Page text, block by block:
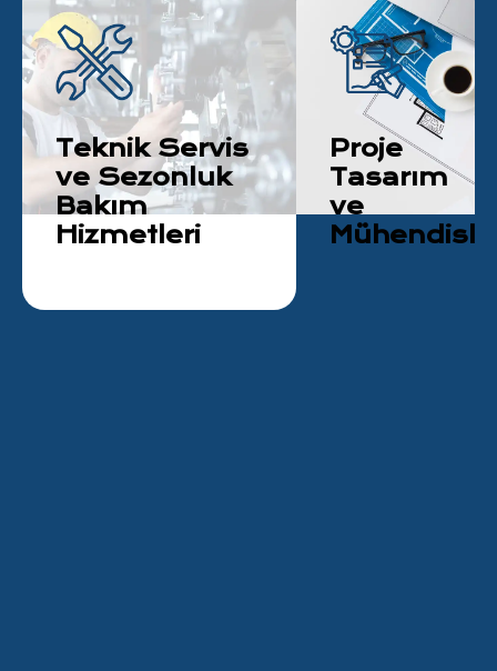
Teknik Servis
ve Sezonluk
Bakım
Hizmetleri
Proje
Tasarım
ve